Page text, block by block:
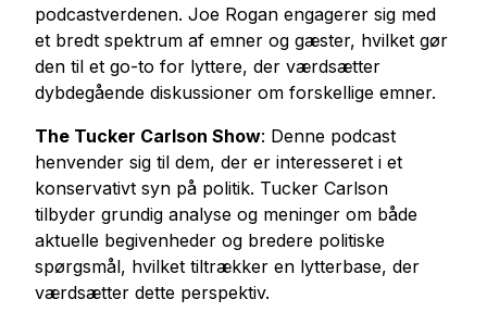
podcastverdenen. Joe Rogan engagerer sig med
et bredt spektrum af emner og gæster, hvilket gør
den til et go-to for lyttere, der værdsætter
dybdegående diskussioner om forskellige emner.
The Tucker Carlson Show: Denne podcast
henvender sig til dem, der er interesseret i et
konservativt syn på politik. Tucker Carlson
tilbyder grundig analyse og meninger om både
aktuelle begivenheder og bredere politiske
spørgsmål, hvilket tiltrækker en lytterbase, der
værdsætter dette perspektiv.